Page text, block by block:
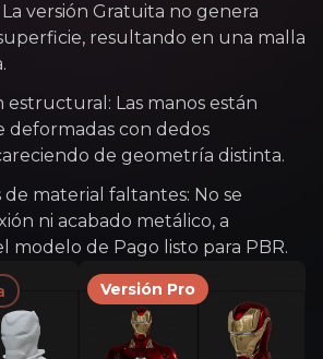
versión Gratuita no genera
resultando en una malla
estructural: Las manos están
deformadas con dedos
de geometría distinta.
material faltantes: No se
ni acabado metálico, a
modelo de Pago listo para PBR.
Versión Pro